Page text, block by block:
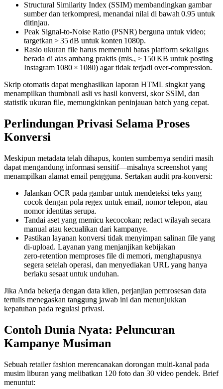
Structural Similarity Index (SSIM) membandingkan gambar
sumber dan terkompresi, menandai nilai di bawah 0.95 untuk
ditinjau.
Peak Signal‑to‑Noise Ratio (PSNR) berguna untuk video;
targetkan > 35 dB untuk konten 1080p.
Rasio ukuran file harus memenuhi batas platform sekaligus
berada di atas ambang praktis (mis., > 150 KB untuk posting
Instagram 1080 × 1080) agar tidak terjadi over‑compression.
Skrip otomatis dapat menghasilkan laporan HTML singkat yang
menampilkan thumbnail asli vs hasil konversi, skor SSIM, dan
statistik ukuran file, memungkinkan peninjauan batch yang cepat.
Perlindungan Privasi Selama Proses
Konversi
Meskipun metadata telah dihapus, konten sumbernya sendiri masih
dapat mengandung informasi sensitif—misalnya screenshot yang
menampilkan alamat email pengguna. Sertakan audit pra‑konversi:
Jalankan OCR pada gambar untuk mendeteksi teks yang
cocok dengan pola regex untuk email, nomor telepon, atau
nomor identitas serupa.
Tandai aset yang memicu kecocokan; redact wilayah secara
manual atau kecualikan dari kampanye.
Pastikan layanan konversi tidak menyimpan salinan file yang
di‑upload. Layanan yang menjanjikan kebijakan
zero‑retention memproses file di memori, menghapusnya
segera setelah operasi, dan menyediakan URL yang hanya
berlaku sesaat untuk unduhan.
Jika Anda bekerja dengan data klien, perjanjian pemrosesan data
tertulis menegaskan tanggung jawab ini dan menunjukkan
kepatuhan pada regulasi privasi.
Contoh Dunia Nyata: Peluncuran
Kampanye Musiman
Sebuah retailer fashion merencanakan dorongan multi‑kanal pada
musim liburan yang melibatkan 120 foto dan 30 video pendek. Brief
menuntut: